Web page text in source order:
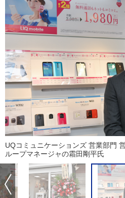
UQコミュニケーションズ 営業部門
ループマネージャの霜田剛平氏